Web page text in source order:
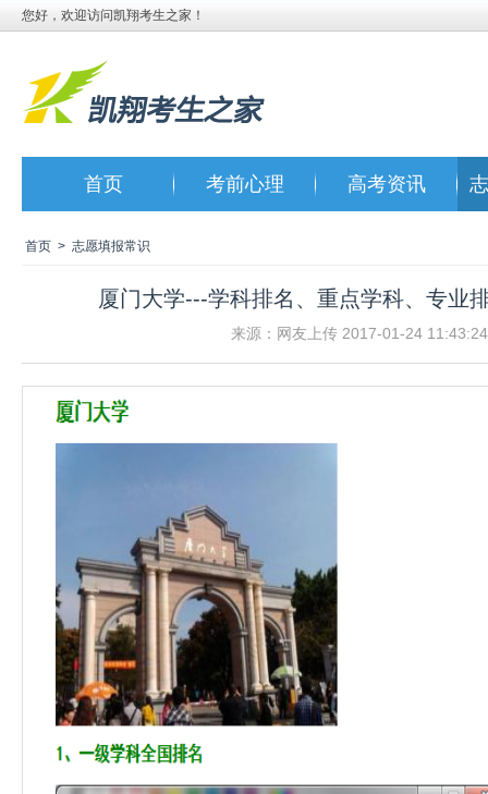
您好，欢迎访问凯翔考生之家！
首页 考前心理 高考资讯
首页 > 志愿填报常识
厦门大学---学科排名、重点学科、专业
来源：网友上传 2017-01-24 11:43:24